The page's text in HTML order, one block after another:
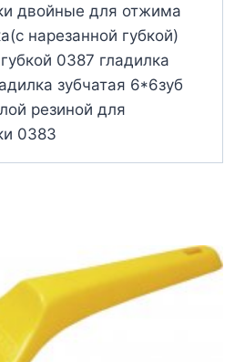
двойные для отжима
нарезанной губкой)
0387 гладилка
зубчатая 6*6зуб
резиной для
0383